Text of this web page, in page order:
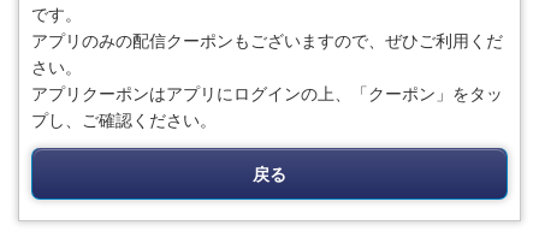
です。
アプリのみの配信クーポンもございますので、ぜひご利用くだ
さい。
アプリクーポンはアプリにログインの上、「クーポン」をタッ
プし、ご確認ください。
戻る